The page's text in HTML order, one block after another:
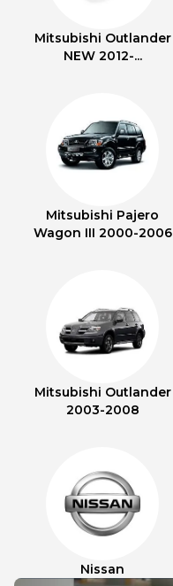
Mitsubishi Outlander
NEW 2012-...
Mitsubishi Pajero
Wagon III 2000-2006
Mitsubishi Outlander
2003-2008
Nissan